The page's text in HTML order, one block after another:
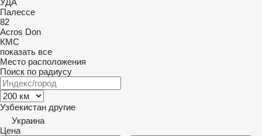
УДА
Палессе
82
Acros Don
КМС
показать все
Место расположения
Поиск по радиусу
Узбекистан другие
Украина
Цена